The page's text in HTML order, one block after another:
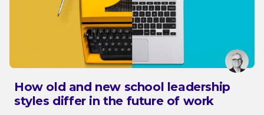
How old and new school leadership
styles differ in the future of work